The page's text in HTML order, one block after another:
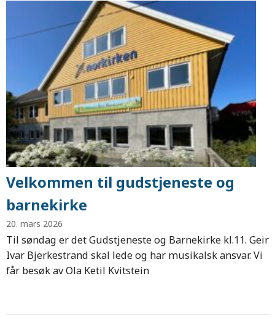
Velkommen til gudstjeneste og
barnekirke
20. mars 2026
Til søndag er det Gudstjeneste og Barnekirke kl.11. Geir
Ivar Bjerkestrand skal lede og har musikalsk ansvar. Vi
får besøk av Ola Ketil Kvitstein